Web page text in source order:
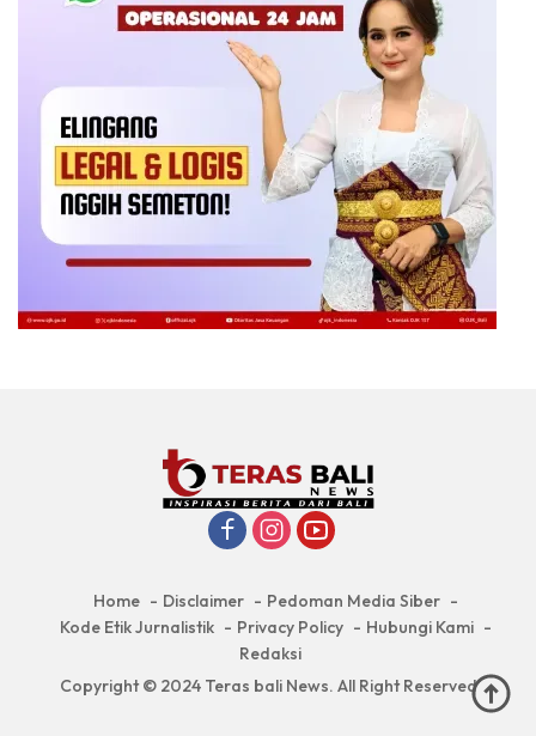
Home Disclaimer
Pedoman Media Siber
Kode Etik Jurnalistik
Privacy Policy
Hubungi Kami
Redaksi
Copyright © 2024 Teras bali News. All Right Reserved